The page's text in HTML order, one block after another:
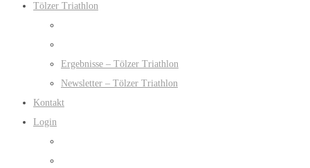
Tölzer Triathlon
Ergebnisse – Tölzer Triathlon
Newsletter – Tölzer Triathlon
Kontakt
Login